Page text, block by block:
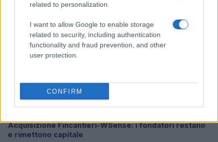
related to personalization.
I want to allow Google to enable storage
related to security, including authentication
functionality and fraud prevention, and other
user protection.
CONFIRM
Acquisizione Fincantieri-WSense: i fondatori restano
e rimettono capitale